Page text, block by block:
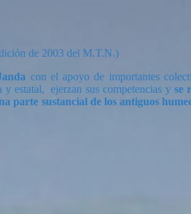
de 2003 del M.T.N.)
con el apoyo de importantes
estatal, ejerzan sus competencias y se
parte sustancial de los antiguos